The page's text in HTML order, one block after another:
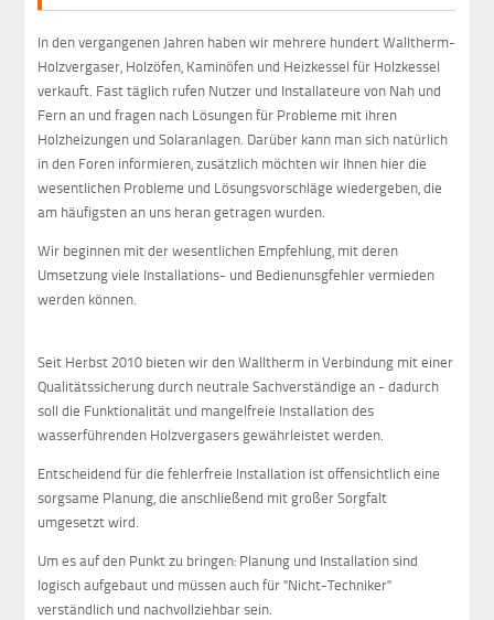
In den vergangenen Jahren haben wir mehrere hundert Walltherm-
Holzvergaser, Holzöfen, Kaminöfen und Heizkessel für Holzkessel
verkauft. Fast täglich rufen Nutzer und Installateure von Nah und
Fern an und fragen nach Lösungen für Probleme mit ihren
Holzheizungen und Solaranlagen. Darüber kann man sich natürlich
in den Foren informieren, zusätzlich möchten wir Ihnen hier die
wesentlichen Probleme und Lösungsvorschläge wiedergeben, die
am häufigsten an uns heran getragen wurden.
Wir beginnen mit der wesentlichen Empfehlung, mit deren
Umsetzung viele Installations- und Bedienunsgfehler vermieden
werden können.
Seit Herbst 2010 bieten wir den Walltherm in Verbindung mit einer
Qualitätssicherung durch neutrale Sachverständige an - dadurch
soll die Funktionalität und mangelfreie Installation des
wasserführenden Holzvergasers gewährleistet werden.
Entscheidend für die fehlerfreie Installation ist offensichtlich eine
sorgsame Planung, die anschließend mit großer Sorgfalt
umgesetzt wird.
Um es auf den Punkt zu bringen: Planung und Installation sind
logisch aufgebaut und müssen auch für "Nicht-Techniker"
verständlich und nachvollziehbar sein.